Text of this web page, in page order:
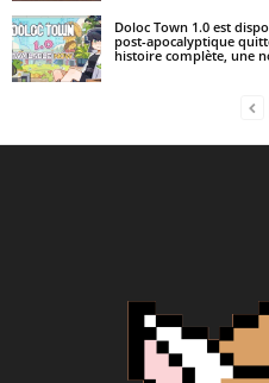
Doloc Town 1.0 est
post-apocalyptique
histoire complète, une